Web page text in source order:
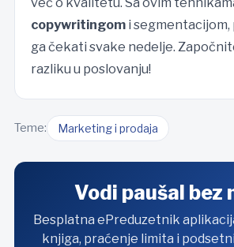
copywritingom i
ga čekati svake nedelje.
razliku u poslovanju!
Teme: Marketing i prodaja
Vodi paušal bez
Besplatna ePreduzetnik
knjiga, praćenje limita i